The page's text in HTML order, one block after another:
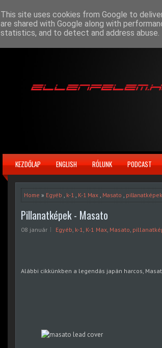
KEZDŐLAP ENGLISH RÓLUNK PODCAST
Home » Egyéb , k-1 , K-1 Max , Masato , pillanatképek
Pillanatképek - Masato
08 január Egyéb, k-1, K-1 Max, Masato,
Alábbi cikkünkben a legendás japán harcos,
This site uses cookies from Google to
are shared with Google along with
statistics, and to detect and address abuse.